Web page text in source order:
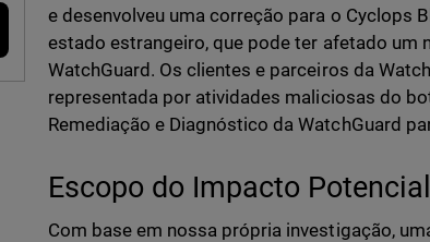
e desenvolveu uma correção para o Cyclops
estado estrangeiro, que pode ter afetado
WatchGuard. Os clientes e parceiros da
representada por atividades maliciosas do
Remediação e Diagnóstico da WatchGuard
Escopo do Impacto
Com base em nossa própria investigação,